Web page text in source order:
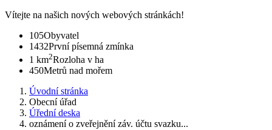
Vítejte na našich nových webových stránkách!
105Obyvatel
1432První písemná zmínka
1 km2Rozloha v ha
450Metrů nad mořem
Úvodní stránka
Obecní úřad
Úřední deska
oznámení o zveřejnění záv. účtu svazku...